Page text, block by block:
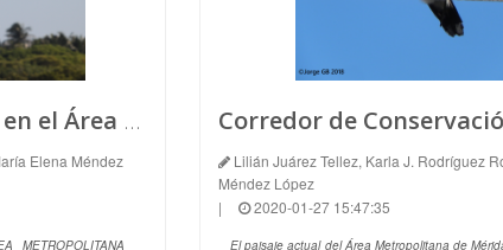
Incidencia de Mérida en el Área Metropolitana
Elena Méndez
METROPOLITANA
Corredor de
Lilián Juárez Tellez, Karla J. Rodríguez
Méndez López
|
2020-01-27 15:47:35
El paisaje actual del Área Metropolitana de